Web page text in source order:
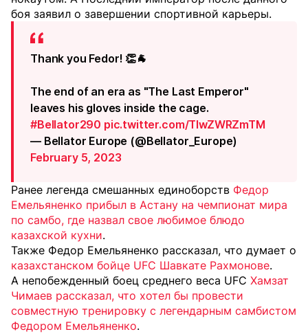
боя заявил о завершении спортивной карьеры.
Thank you Fedor! 👏🐐
The end of an era as "The Last Emperor"
leaves his gloves inside the cage.
#Bellator290 pic.twitter.com/TIwZWRZmTM
— Bellator Europe (@Bellator_Europe)
February 5, 2023
Ранее легенда смешанных единоборств Федор
Емельяненко прибыл в Астану на чемпионат мира
по самбо, где назвал свое любимое блюдо
казахской кухни.
Также Федор Емельяненко рассказал, что думает о
казахстанском бойце UFC Шавкате Рахмонове.
А непобежденный боец среднего веса UFC Хамзат
Чимаев рассказал, что хотел бы провести
совместную тренировку с легендарным самбистом
Федором Емельяненко.